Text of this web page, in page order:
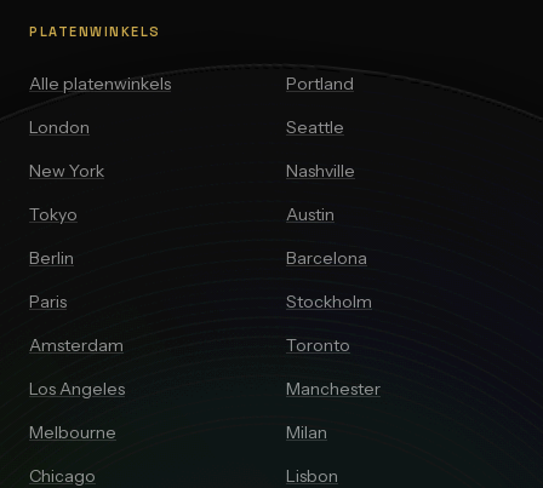
PLATENWINKELS
Alle platenwinkels
London
New York
Tokyo
Berlin
Paris
Amsterdam
Los Angeles
Melbourne
Chicago
Portland
Seattle
Nashville
Austin
Barcelona
Stockholm
Toronto
Manchester
Milan
Lisbon